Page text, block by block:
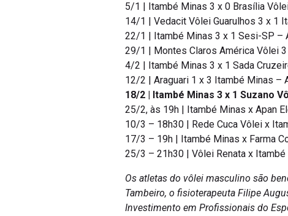
5/1 | Itambé Minas 3 x 0 Brasília
14/1 | Vedacit Vôlei Guarulhos 3 x 1
22/1 | Itambé Minas 3 x 1 Sesi-SP –
29/1 | Montes Claros América Vôlei
4/2 | Itambé Minas 3 x 1 Sada
12/2 | Araguari 1 x 3 Itambé Minas –
18/2 | Itambé Minas 3 x 1 Suzano
25/2, às 19h | Itambé Minas x Apan
10/3 – 18h30 | Rede Cuca Vôlei x
17/3 – 19h | Itambé Minas x Farma
25/3 – 21h30 | Vôlei Renata x
Os atletas do vôlei masculino são
Tambeiro, o fisioterapeuta Filipe
Investimento em Profissionais do